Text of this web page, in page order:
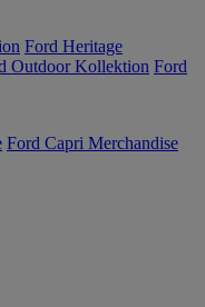
Ford Heritage
Outdoor Kollektion Ford
Ford Capri Merchandise